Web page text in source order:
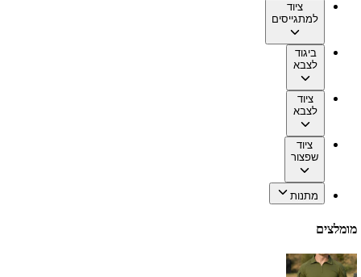
ציוד
למתגייסים
ביגוד
לצבא
ציוד
לצבא
ציוד
שפצור
מתנות
מומלצים